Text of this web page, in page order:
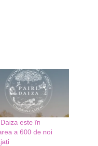
este în
a 600 de noi